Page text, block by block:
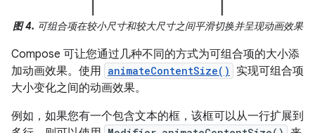
图 4. 可组合项在较小尺寸和较大尺寸之间平滑切换并呈现动画效果
Compose 可让您通过几种不同的方式为可组合项的大小添
加动画效果。使用 animateContentSize()
实现可组合项
大小变化之间的动画效果。
例如，如果您有一个包含文本的框，该框可以从一行扩展到